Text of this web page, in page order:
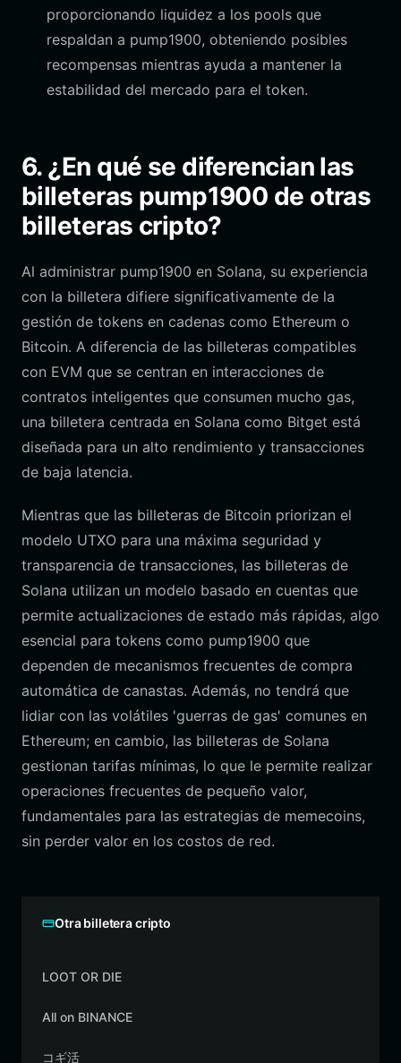
proporcionando liquidez a los pools que
respaldan a pump1900, obteniendo posibles
recompensas mientras ayuda a mantener la
estabilidad del mercado para el token.
6. ¿En qué se diferencian las
billeteras pump1900 de otras
billeteras cripto?
Al administrar pump1900 en Solana, su experiencia
con la billetera difiere significativamente de la
gestión de tokens en cadenas como Ethereum o
Bitcoin. A diferencia de las billeteras compatibles
con EVM que se centran en interacciones de
contratos inteligentes que consumen mucho gas,
una billetera centrada en Solana como Bitget está
diseñada para un alto rendimiento y transacciones
de baja latencia.
Mientras que las billeteras de Bitcoin priorizan el
modelo UTXO para una máxima seguridad y
transparencia de transacciones, las billeteras de
Solana utilizan un modelo basado en cuentas que
permite actualizaciones de estado más rápidas, algo
esencial para tokens como pump1900 que
dependen de mecanismos frecuentes de compra
automática de canastas. Además, no tendrá que
lidiar con las volátiles 'guerras de gas' comunes en
Ethereum; en cambio, las billeteras de Solana
gestionan tarifas mínimas, lo que le permite realizar
operaciones frecuentes de pequeño valor,
fundamentales para las estrategias de memecoins,
sin perder valor en los costos de red.
Otra billetera cripto
LOOT OR DIE
All on BINANCE
コギ活